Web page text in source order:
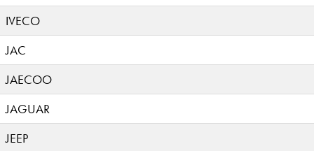
IVECO
JAC
JAECOO
JAGUAR
JEEP